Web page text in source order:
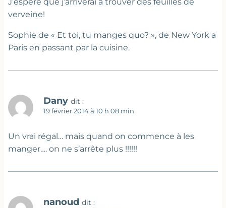
verveine!
Sophie de « Et toi, tu manges quo? », de New York a
Paris en passant par la cuisine.
Dany dit :
19 février 2014 à 10 h 08 min
Un vrai régal… mais quand on commence à les
manger…. on ne s’arrête plus !!!!!!
nanoud dit :